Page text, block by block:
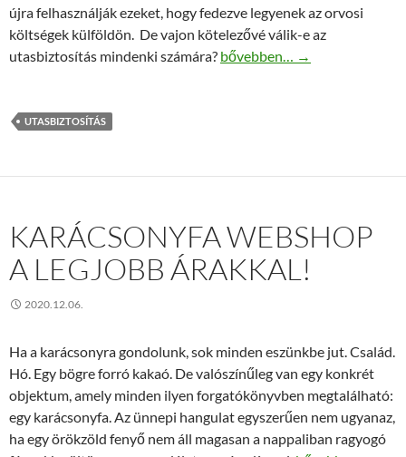
újra felhasználják ezeket, hogy fedezve legyenek az orvosi
költségek külföldön. De vajon kötelezővé válik-e az
utasbiztosítás mindenki számára? Online utasbiztosítás óriási
bővebben… →
UTASBIZTOSÍTÁS
KARÁCSONYFA WEBSHOP
A LEGJOBB ÁRAKKAL!
2020.12.06.
Ha a karácsonyra gondolunk, sok minden eszünkbe jut. Család.
Hó. Egy bögre forró kakaó. De valószínűleg van egy konkrét
objektum, amely minden ilyen forgatókönyvben megtalálható:
egy karácsonyfa. Az ünnepi hangulat egyszerűen nem ugyanaz,
ha egy örökzöld fenyő nem áll magasan a nappaliban ragyogó